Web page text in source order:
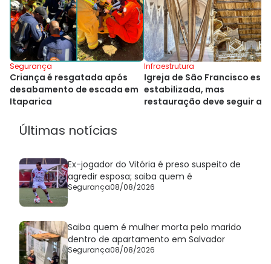
Segurança
Criança é resgatada após
desabamento de escada em
Itaparica
Infraestrutura
Igreja de São Francisco está
estabilizada, mas
restauração deve seguir até
Últimas notícias
Ex-jogador do Vitória é preso suspeito de
agredir esposa; saiba quem é
Segurança08/08/2026
Saiba quem é mulher morta pelo marido
dentro de apartamento em Salvador
Segurança08/08/2026